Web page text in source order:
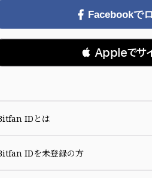
Facebookで
 Appleでサ
IDとは
IDを未登録の方